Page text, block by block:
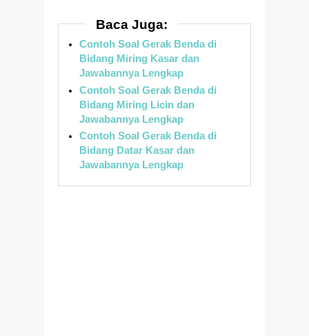
Baca Juga:
Contoh Soal Gerak Benda di
Bidang Miring Kasar dan
Jawabannya Lengkap
Contoh Soal Gerak Benda di
Bidang Miring Licin dan
Jawabannya Lengkap
Contoh Soal Gerak Benda di
Bidang Datar Kasar dan
Jawabannya Lengkap